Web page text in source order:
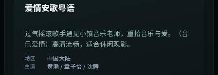
最新
爱情安歌粤语
过气摇滚歌手遇见小镇音乐老师，重拾音乐与爱。（音
乐爱情）高清流畅，适合休闲观影。
地区 中国大陆
主演
黄渤 / 章子怡 / 沈腾